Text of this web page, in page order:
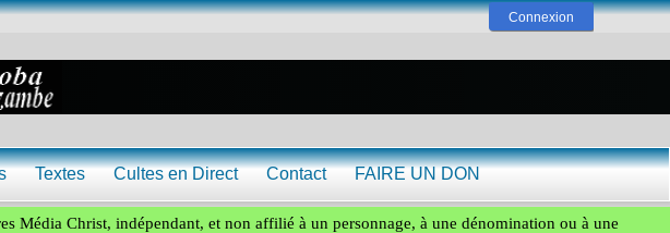
Connexion
Textes Cultes en Direct Contact FAIRE UN DON
Média Christ, indépendant, et non affilié à un personnage, à une dénomination ou à une